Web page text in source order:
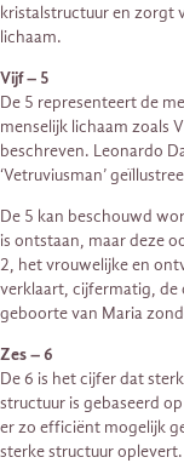
kristalstructuur en zorgt
lichaam.
Vijf – 5
De 5 representeert de
menselijk lichaam zoals
beschreven. Leonardo
‘Vetruviusman’
De 5 kan beschouwd
is ontstaan, maar deze
2, het vrouwelijke en
verklaart, cijfermatig, de
geboorte van Maria
Zes – 6
De 6 is het cijfer dat
structuur is gebaseerd
er zo efficiënt mogelijk
sterke structuur